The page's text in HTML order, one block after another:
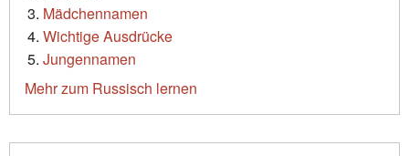
Mädchennamen
Wichtige Ausdrücke
Jungennamen
Mehr zum Russisch lernen